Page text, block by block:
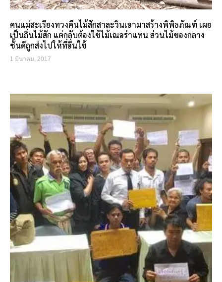
คนแม่สะเรียงทวงคืนไม้สักสาละวินเอามาสร้างพิพิธภัณฑ์ เผย
เป็นถิ่นไม้สัก แต่กลับต้องใช้ไม้เณอร่าแทน ส่วนไม้ของกลาง
ชั้นดีถูกส่งไปให้ที่อื่นใช้
1 มีนาคม, 2017